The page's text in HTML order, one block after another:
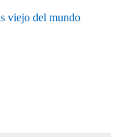
viejo del mundo